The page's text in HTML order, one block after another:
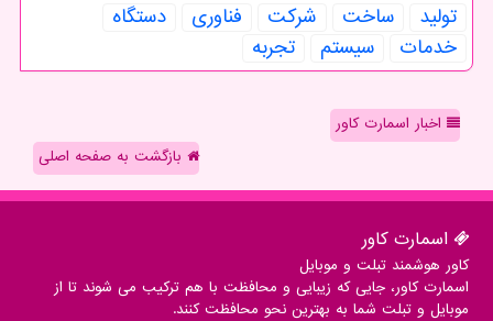
تولید ساخت شركت فناوری
دستگاه
خدمات
سیستم تجربه
اخبار اسمارت کاور
بازگشت به صفحه اصلی
اسمارت كاور
کاور هوشمند تبلت و موبایل
اسمارت کاور، جایی که زیبایی و محافظت با هم ترکیب می شوند تا از
موبایل و تبلت شما به بهترین نحو محافظت کنند.